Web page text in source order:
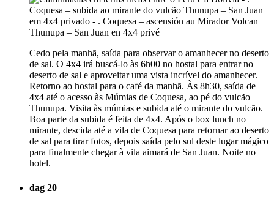
Cedo pela manhã, saída para observar o amanhecer no deserto
de sal. O 4x4 irá buscá-lo às 6h00 no hostal para entrar no
deserto de sal e aproveitar uma vista incrível do amanhecer.
Retorno ao hostal para o café da manhã. Às 8h30, saída de
4x4 até o acesso às Múmias de Coquesa, ao pé do vulcão
Thunupa. Visita às múmias e subida até o mirante do vulcão.
Boa parte da subida é feita de 4x4. Após o box lunch no
mirante, descida até a vila de Coquesa para retornar ao deserto
de sal para tirar fotos, depois saída pelo sul deste lugar mágico
para finalmente chegar à vila aimará de San Juan. Noite no
hotel.
dag 20